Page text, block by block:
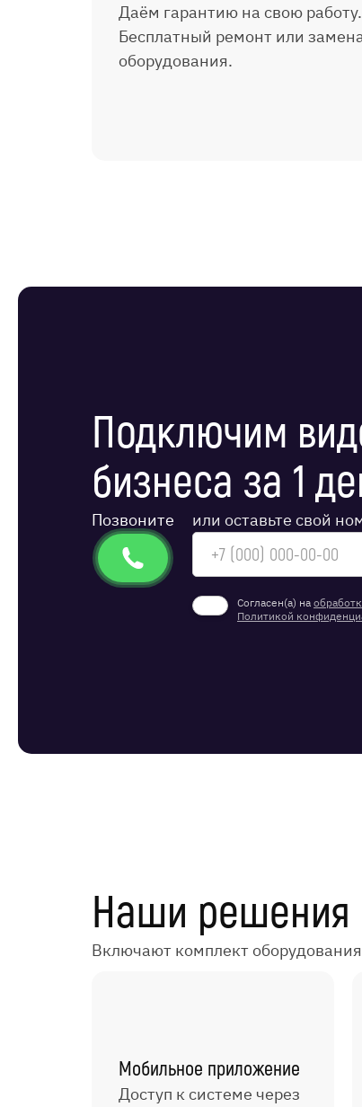
Даём гарантию на свою работу.
Бесплатный ремонт или
оборудования.
Подключим
бизнеса за 1
Позвоните или оставьте свой
Согласен(а) на
Политикой
Наши решения
Включают комплект
Мобильное приложение
Доступ к системе через